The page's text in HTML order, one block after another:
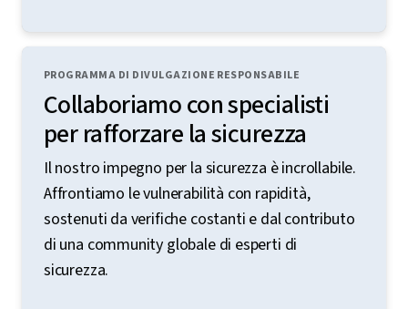
PROGRAMMA DI DIVULGAZIONE RESPONSABILE
Collaboriamo con specialisti
per rafforzare la sicurezza
Il nostro impegno per la sicurezza è incrollabile.
Affrontiamo le vulnerabilità con rapidità,
sostenuti da verifiche costanti e dal contributo
di una community globale di esperti di
sicurezza.